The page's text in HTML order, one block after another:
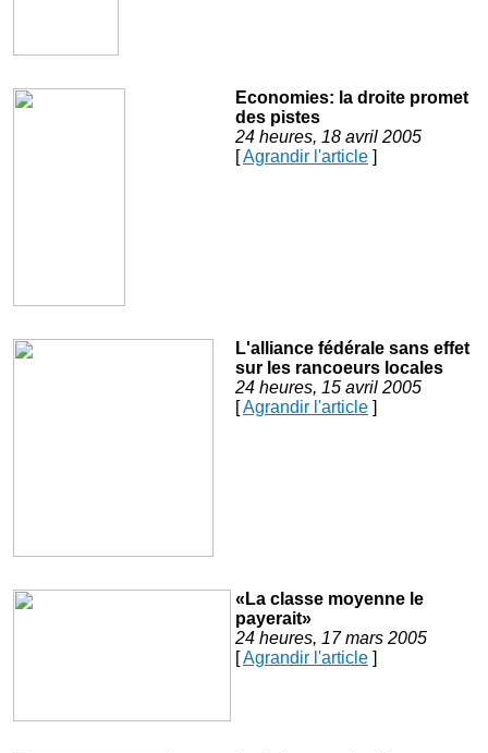
Economies: la droite promet
des pistes
24 heures, 18 avril 2005
[Agrandir l'article]
L'alliance fédérale sans effet
sur les rancoeurs locales
24 heures, 15 avril 2005
[Agrandir l'article]
«La classe moyenne le
payerait»
24 heures, 17 mars 2005
[Agrandir l'article]